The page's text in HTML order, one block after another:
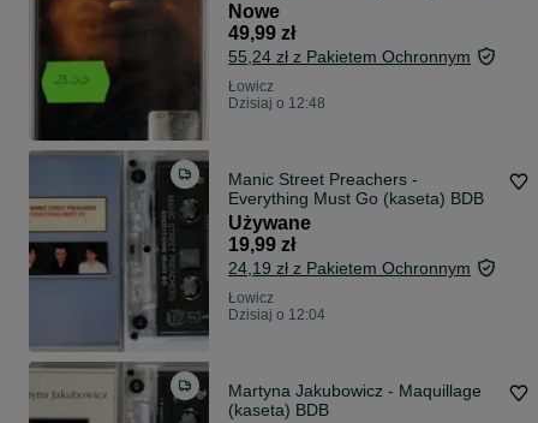
Nowe
49,99 zł
55,24 zł z Pakietem Ochronnym
Łowicz
Dzisiaj o 12:48
Manic Street Preachers -
Everything Must Go (kaseta) BDB
Używane
19,99 zł
24,19 zł z Pakietem Ochronnym
Łowicz
Dzisiaj o 12:04
Martyna Jakubowicz - Maquillage
(kaseta) BDB